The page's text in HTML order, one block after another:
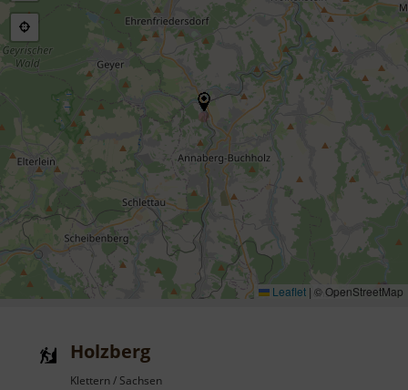
Leaflet | © OpenStreetMap
Holzberg
Klettern / Sachsen